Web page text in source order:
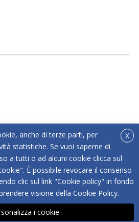
Zero® l'antigelo liquido adatto
X
anche di terze parti, per
statistiche. Se vuoi saperne di
a tutti o ad alcuni cookie clicca sul
È possibile revocare il consenso
clic sul link "Cookie policy" in fondo
visione della Cookie Policy.
i cookie